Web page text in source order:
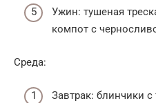
Ужин: тушеная
компот с
Среда:
Завтрак: блинчики с